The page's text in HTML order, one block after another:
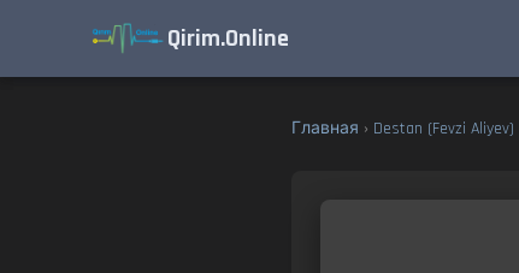
Qirim.Online
Главная › Destan (Fevzi Aliyev)